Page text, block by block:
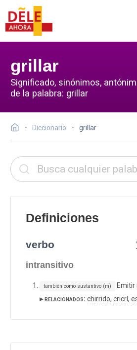
grillar
Significado, sinónimos,
de la palabra: grillar
Diccionario grillar
Definiciones
verbo
intransitivo
también como sustantivo (m) Emitir
▸ relacionados: chirrido, cricrí,